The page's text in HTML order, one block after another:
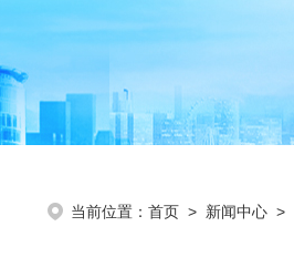
当前位置： 首页 > 新闻中心 >